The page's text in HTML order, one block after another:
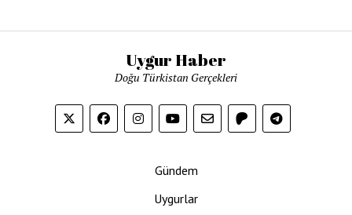
Uygur Haber
Doğu Türkistan Gerçekleri
Gündem
Uygurlar